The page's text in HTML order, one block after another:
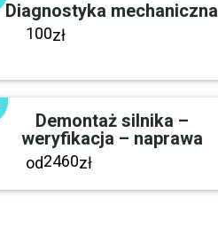
Diagnostyka mechaniczna
100zł
Demontaż silnika –
weryfikacja – naprawa
od2460zł